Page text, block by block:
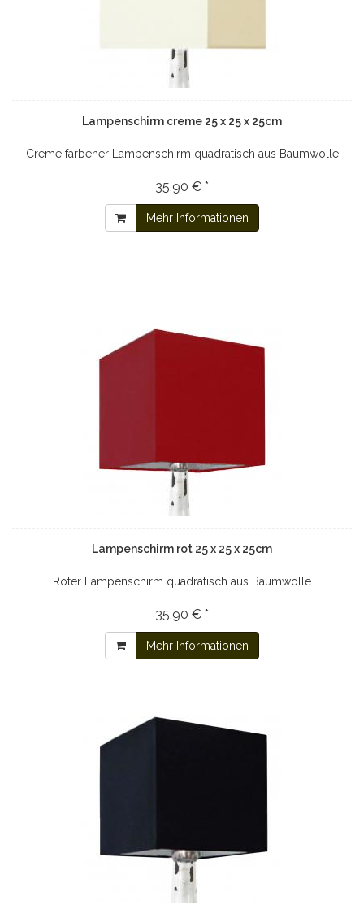
Lampenschirm creme 25 x 25 x 25cm
Creme farbener Lampenschirm quadratisch aus Baumwolle
35,90 € *
Mehr Informationen
Lampenschirm rot 25 x 25 x 25cm
Roter Lampenschirm quadratisch aus Baumwolle
35,90 € *
Mehr Informationen